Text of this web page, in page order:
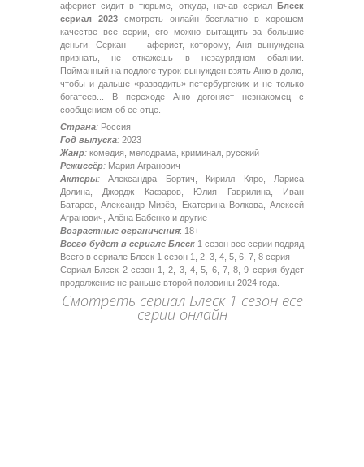
аферист сидит в тюрьме, откуда, начав сериал
Блеск
сериал 2023смотреть онлайн бесплатно в хорошем
качестве все серии, его можно вытащить за большие
деньги. Серкан — аферист, которому, Аня вынуждена
признать, не откажешь в незаурядном обаянии.
Пойманный на подлоге турок вынужден взять Аню в долю,
чтобы и дальше «разводить» петербургских и не только
богатеев... В переходе Аню догоняет незнакомец с
сообщением об ее отце.
Страна: Россия
Год выпуска: 2023
Жанр: комедия, мелодрама, криминал, русский
Режиссёр: Мария Агранович
Актеры: Александра Бортич, Кирилл Кяро, Лариса
Долина, Джордж Кафаров, Юлия Гаврилина, Иван
Батарев, Александр Мизёв, Екатерина Волкова, Алексей
Агранович, Алёна Бабенко и другие
Возрастные ограничения: 18+
Всего будет в сериале Блеск 1 сезон все серии подряд
Всего в сериале Блеск 1 сезон 1, 2, 3, 4, 5, 6, 7, 8 серия
Сериал Блеск 2 сезон 1, 2, 3, 4, 5, 6, 7, 8, 9 серия будет
продолжение не раньше второй половины 2024 года.
Смотреть сериал Блеск 1 сезон все
серии онлайн